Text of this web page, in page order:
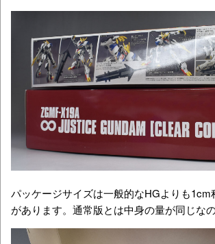
パッケージサイズは一般的なHGよりも1cm
があります。通常版とは中身の量が同じな